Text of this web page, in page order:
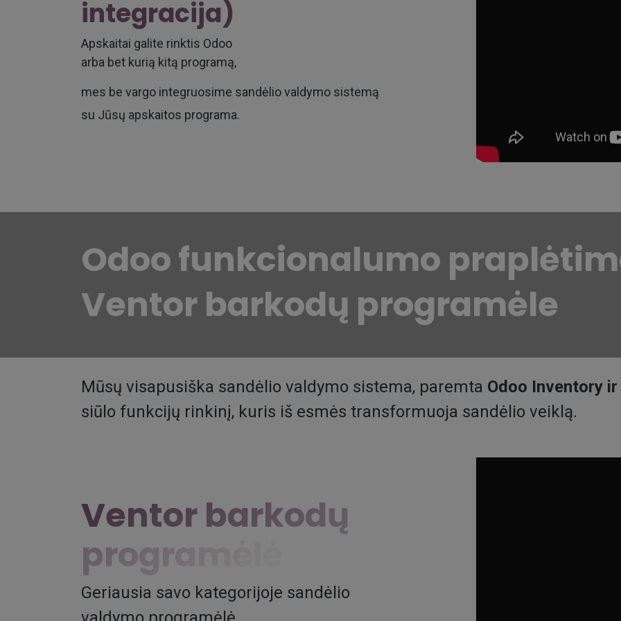
integracija)
Apskaitai galite rinktis Odoo
arba bet kurią kitą programą,
mes be vargo integruosime sandėlio valdymo sistemą
su Jūsų apskaitos programa.
Odoo funkcionalumo
Ventor barkodų programėle
Mūsų visapusiška sandėlio valdymo sistema, paremta Odoo Inventory
siūlo funkcijų rinkinį, kuris iš esmės transformuoja sandėlio veiklą.
Ventor barkodų
programėlė
Geriausia savo kategorijoje sandėlio